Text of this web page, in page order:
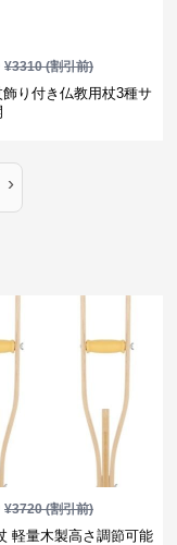
¥3310(割引前)
飾り付き仏教用杖3種サ
›
¥3720(割引前)
軽量木製高さ調節可能